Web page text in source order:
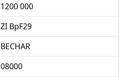
1200 000
ZI BpF29
BECHAR
08000